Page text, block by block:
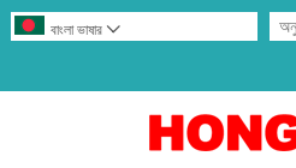
বাংলা ভাষার 